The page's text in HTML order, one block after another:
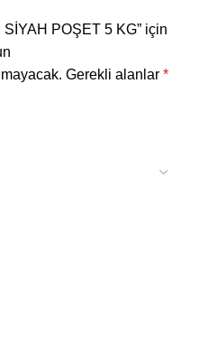
POŞET 5 KG” için
Gerekli alanlar *